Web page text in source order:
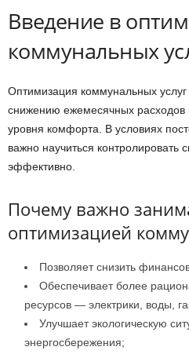
Введение в
коммунальных
Оптимизация коммунальных
снижению ежемесячных
уровня комфорта. В условиях
важно научиться контролировать
эффективно.
Почему важно
оптимизацией
Позволяет снизить
Обеспечивает более
ресурсов — электрики, воды,
Улучшает экологическую
энергосбережения;